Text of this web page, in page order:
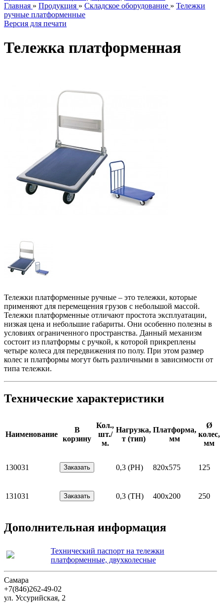
Главная » Продукция » Складское оборудование » Тележки
ручные платформенные
Версия для печати
Тележка платформенная
Тележки платформенные ручные – это тележки, которые
применяют для перемещения грузов с небольшой массой.
Тележки платформенные отличают простота эксплуатации,
низкая цена и небольшие габариты. Они особенно полезны в
условиях ограниченного пространства. Данный механизм
состоит из платформы с ручкой, к которой прикреплены
четыре колеса для передвижения по полу. При этом размер
колес и платформы могут быть различными в зависимости от
типа тележки.
Технические характеристики
Наименование
В
корзину
Кол.,
шт./
м.
Нагрузка,
т (тип)
Платформа,
мм
Ø
колес,
мм
130031 0,3 (PH) 820х575 125
131031 0,3 (TH) 400х200 250
Дополнительная информация
Технический паспорт на тележки
платформенные, двухколесные
Самара
+7(846)262-49-02
ул. Уссурийская, 2